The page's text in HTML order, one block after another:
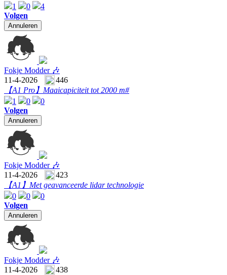
1
0
4
Volgen
Annuleren
Fokje Modder 🎶
11-4-2026
446
【A1 Pro】 Maaicapiciteit tot 2000 m#
1
0
0
Volgen
Annuleren
Fokje Modder 🎶
11-4-2026
423
【A1】 Met geavanceerde lidar technologie
0
0
0
Volgen
Annuleren
Fokje Modder 🎶
11-4-2026
438